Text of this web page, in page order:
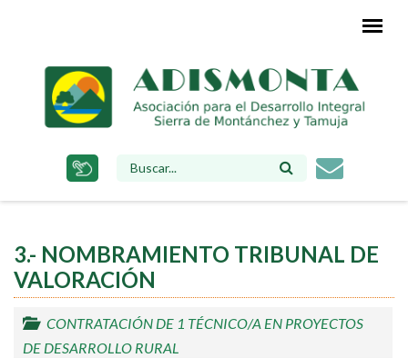
principal
BÚSQUEDA
3.- NOMBRAMIENTO TRIBUNAL DE
VALORACIÓN
CONTRATACIÓN DE 1 TÉCNICO/A EN PROYECTOS
DE DESARROLLO RURAL